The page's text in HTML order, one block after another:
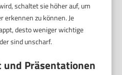
schaltet sie höher auf, um
erkennen zu können. Je
desto weniger wichtige
sind unscharf.
Präsentationen